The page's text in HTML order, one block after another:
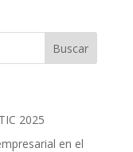
2025
en el